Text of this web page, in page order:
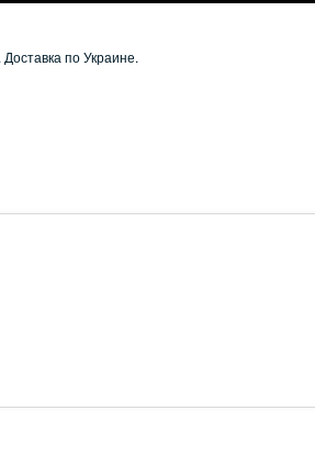
по Украине.